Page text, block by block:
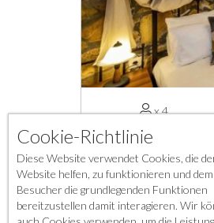
x 4
VIEW
Cookie-Richtlinie
Diese Website verwendet Cookies, die
Website helfen, zu funktionieren und dem
Besucher die grundlegenden Funktionen
bereitzustellen damit interagieren. Wir